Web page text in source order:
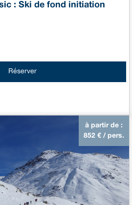
: Ski de fond initiation
Réserver
à partir de :
852 € / pers.